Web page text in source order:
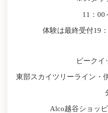
11：00
体験は最終受付19
ビークイ
東部スカイツリーライン
Alco越谷ショッ